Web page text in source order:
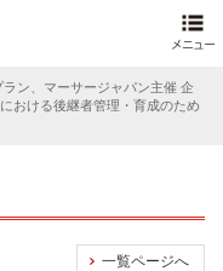
ラン、マーサージャパン主催 企
おける後継者管理・育成のため
一覧ページへ